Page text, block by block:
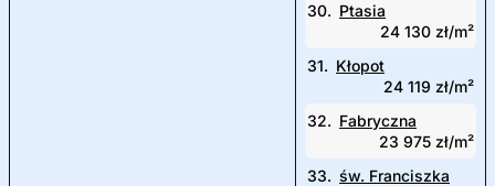
30. Ptasia
24 130 zł/m²
31. Kłopot
24 119 zł/m²
32. Fabryczna
23 975 zł/m²
33. św. Franciszka